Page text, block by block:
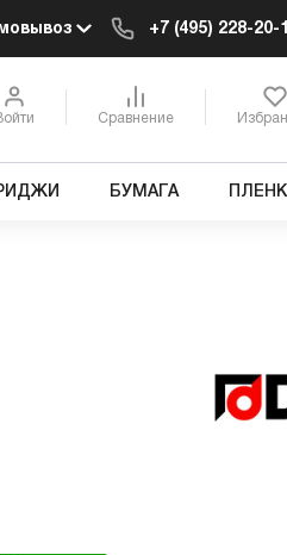
+7 (495) 228-20-
Сравнение
БУМАГА